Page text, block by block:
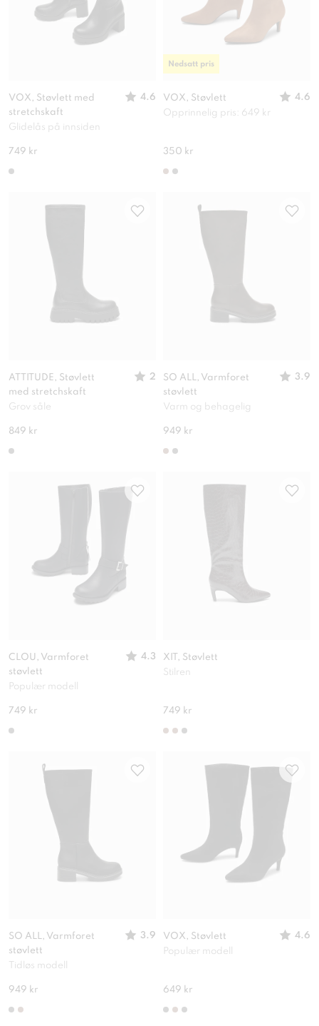
VOX, Støvlett med
stretchskaft
4.6
Glidelås på innsiden
749 kr
VOX, Støvlett
4.6
Opprinnelig pris: 649 kr
350 kr
Nedsatt pris
ATTITUDE, Støvlett
med stretchskaft
2
Grov såle
849 kr
SO ALL, Varmforet
støvlett
3.9
Varm og behagelig
949 kr
CLOU, Varmforet
støvlett
4.3
Populær modell
749 kr
XIT, Støvlett
Stilren
749 kr
SO ALL, Varmforet
støvlett
3.9
Tidløs modell
949 kr
VOX, Støvlett
4.6
Populær modell
649 kr